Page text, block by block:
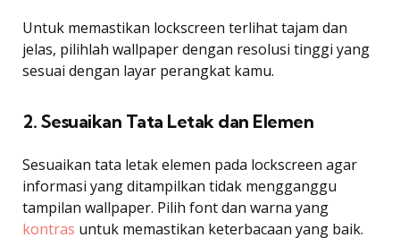
Untuk memastikan lockscreen terlihat tajam dan
jelas, pilihlah wallpaper dengan resolusi tinggi yang
sesuai dengan layar perangkat kamu.
2. Sesuaikan Tata Letak dan Elemen
Sesuaikan tata letak elemen pada lockscreen agar
informasi yang ditampilkan tidak mengganggu
tampilan wallpaper. Pilih font dan warna yang
kontras untuk memastikan keterbacaan yang baik.